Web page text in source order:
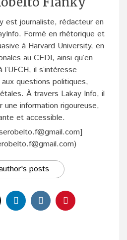
est journaliste, rédacteur en
Formé en rhétorique et
à Harvard University, en
au CEDI, ainsi qu’en
il s’intéresse
questions politiques,
À travers Lakay Info, il
information rigoureuse,
et accessible.
posts